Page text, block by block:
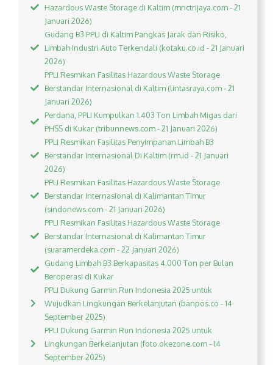
Hazardous Waste Storage di Kaltim (mnctrijaya.com - 21
Januari 2026)
Gudang B3 PPLI di Kaltim Pangkas Jarak dan Risiko,
Limbah Industri Auto Terkendali (kotaku.co.id - 21 Januari
2026)
PPLI Resmikan Fasilitas Hazardous Waste Storage
Berstandar Internasional di Kaltim (lintasraya.com - 21
Januari 2026)
Perdana, PPLI Kumpulkan 1.403 Ton Limbah Migas dari
PHSS di Kukar (tribunnews.com - 21 Januari 2026)
PPLI Resmikan Fasilitas Penyimpanan Limbah B3
Berstandar Internasional Di Kaltim (rm.id - 21 Januari
2026)
PPLI Resmikan Fasilitas Hazardous Waste Storage
Berstandar Internasional di Kalimantan Timur
(sindonews.com - 21 Januari 2026)
PPLI Resmikan Fasilitas Hazardous Waste Storage
Berstandar Internasional di Kalimantan Timur
(suaramerdeka.com - 22 Januari 2026)
Gudang Limbah B3 Berkapasitas 4.000 Ton per Bulan
Beroperasi di Kukar
PPLI Dukung Garmin Run Indonesia 2025 untuk
Wujudkan Lingkungan Berkelanjutan (banpos.co - 14
September 2025)
PPLI Dukung Garmin Run Indonesia 2025 untuk
Lingkungan Berkelanjutan (foto.okezone.com - 14
September 2025)